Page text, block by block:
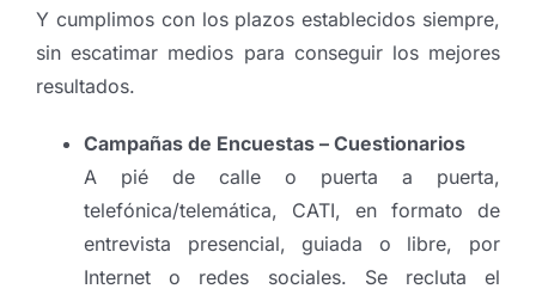
Y cumplimos con los plazos establecidos siempre,
sin escatimar medios para conseguir los mejores
resultados.
Campañas de Encuestas – Cuestionarios
A pié de calle o puerta a puerta,
telefónica/telemática, CATI, en formato de
entrevista presencial, guiada o libre, por
Internet o redes sociales. Se recluta el